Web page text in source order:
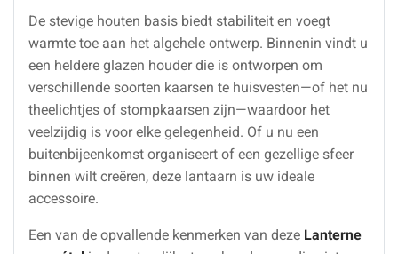
De stevige houten basis biedt stabiliteit en voegt
warmte toe aan het algehele ontwerp. Binnenin vindt u
een heldere glazen houder die is ontworpen om
verschillende soorten kaarsen te huisvesten—of het nu
theelichtjes of stompkaarsen zijn—waardoor het
veelzijdig is voor elke gelegenheid. Of u nu een
buitenbijeenkomst organiseert of een gezellige sfeer
binnen wilt creëren, deze lantaarn is uw ideale
accessoire.
Een van de opvallende kenmerken van deze Lanterne